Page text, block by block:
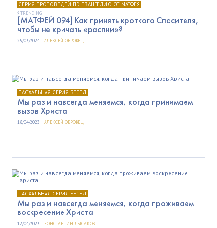
СЕРИЯ ПРОПОВЕДЕЙ ПО ЕВАНГЕЛИЮ ОТ МАТФЕЯ
TRENDING
[МАТФЕЙ 094] Как принять кроткого Спасителя,
чтобы не кричать «распни»?
25/03/2024 | АЛЕКСЕЙ ОБРОВЕЦ
ПАСХАЛЬНАЯ СЕРИЯ БЕСЕД
Мы раз и навсегда меняемся, когда принимаем
вызов Христа
18/04/2023 | АЛЕКСЕЙ ОБРОВЕЦ
ПАСХАЛЬНАЯ СЕРИЯ БЕСЕД
Мы раз и навсегда меняемся, когда проживаем
воскресение Христа
12/04/2023 | КОНСТАНТИН ЛЫСАКОВ